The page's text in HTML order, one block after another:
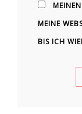
MEINE
BIS ICH